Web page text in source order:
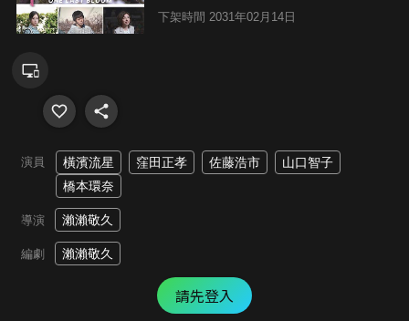
下架時間 2031年02月14日
演員 橫濱流星 窪田正孝 佐藤浩市
山口智子
橋本環奈
導演 瀨瀨敬久
編劇 瀨瀨敬久
請先登入